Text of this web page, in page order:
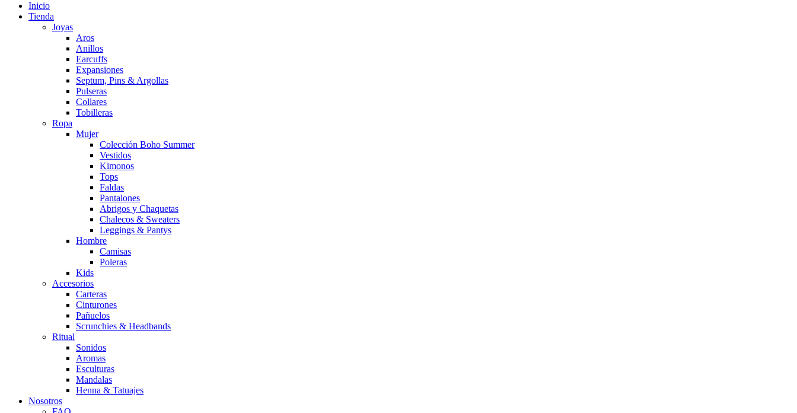
Inicio
Tienda
Joyas
Aros
Anillos
Earcuffs
Expansiones
Septum, Pins & Argollas
Pulseras
Collares
Tobilleras
Ropa
Mujer
Colección Boho Summer
Vestidos
Kimonos
Tops
Faldas
Pantalones
Abrigos y Chaquetas
Chalecos & Sweaters
Leggings & Pantys
Hombre
Camisas
Poleras
Kids
Accesorios
Carteras
Cinturones
Pañuelos
Scrunchies & Headbands
Ritual
Sonidos
Aromas
Esculturas
Mandalas
Henna & Tatuajes
Nosotros